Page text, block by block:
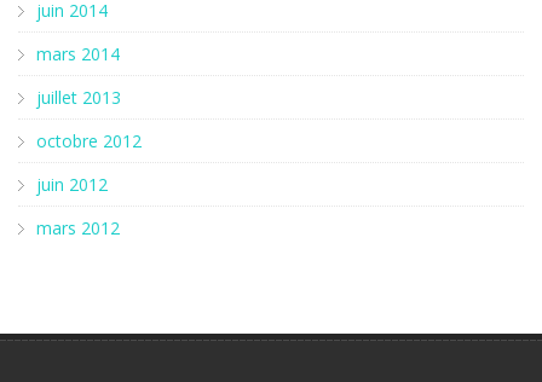
juin 2014
mars 2014
juillet 2013
octobre 2012
juin 2012
mars 2012